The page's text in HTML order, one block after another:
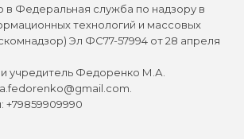
в Федеральная служба по надзору в
технологий и массовых
Эл ФС77-57994 от 28 апреля
учредитель Федоренко М.А.
+79859909990